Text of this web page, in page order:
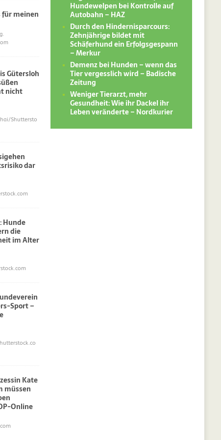
meinen
Gütersloh
nicht
Shuttersto
dar
Hunde
die
im Alter
Sport –
Kate
müssen
Online
Hundewelpen bei Kontrolle auf
Autobahn – HAZ
Durch den Hindernisparcours:
Zehnjährige bildet mit
Schäferhund ein Erfolgsgespann
– Merkur
Demenz bei Hunden – wenn das
Tier vergesslich wird – Badische
Zeitung
Weniger Tierarzt, mehr
Gesundheit: Wie ihr Dackel ihr
Leben veränderte – Nordkurier